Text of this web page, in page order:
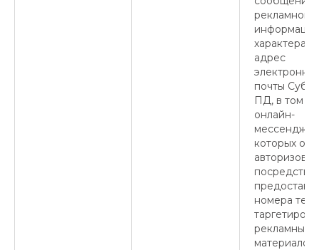
рекламного
характера
адрес
почты
ПД, в том
онлайн-
которых он
авторизован
номера
рекламных